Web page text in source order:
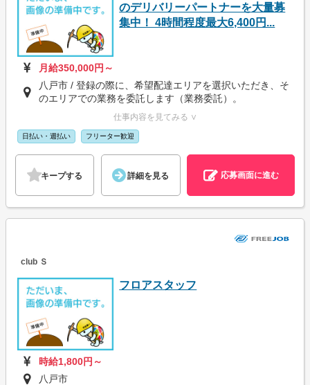
のデリバリーパートナーを大量募
集中！ 4時間程度最大6,400円...
月給350,000円～
八戸市 / 登録の際に、希望配達エリアを選択いただき、そ
のエリアでの業務を委託します（業務委託）。
仕事内容を見てみる ∨
日払い・週払い フリーター歓迎
キープする 詳細を見る 応募画面に進む
club Ｓ
フロアスタッフ
時給1,800円～
八戸市